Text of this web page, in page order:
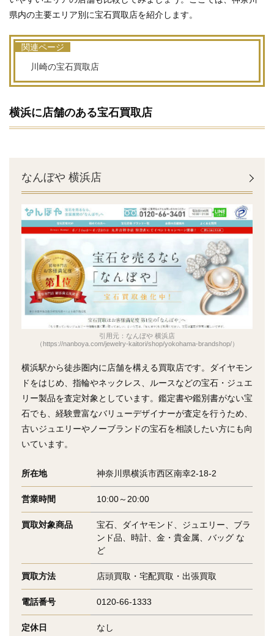
県内の主要エリア別に宝石買取店を紹介します。
関連ページ
川崎の宝石買取店
横浜に店舗のある宝石買取店
なんぼや 横浜店
引用元：なんぼや 横浜店
（https://nanboya.com/jewelry-kaitori/shop/yokohama-brandshop/）
横浜駅から徒歩圏内に店舗を構える買取店です。ダイヤモン
ドをはじめ、指輪やネックレス、ルースなどの宝石・ジュエ
リー製品を査定対象としています。鑑定書や鑑別書がない宝
石でも、経験豊富なバリューデザイナーが査定を行うため、
古いジュエリーやノーブランドの宝石を相談したい方にも向
いています。
所在地 神奈川県横浜市西区南幸2-18-2
営業時間 10:00～20:00
買取対象商品
宝石、ダイヤモンド、ジュエリー、ブラ
ンド品、時計、金・貴金属、バッグ な
ど
買取方法 店頭買取・宅配買取・出張買取
電話番号 0120-66-1333
定休日 なし